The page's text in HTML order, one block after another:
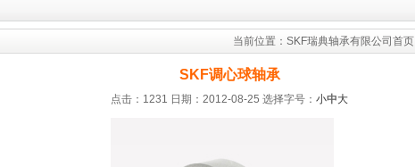
SKF轴承，SKF工具，SKF润滑系统
当前位置： SKF瑞典轴承有限公司首页
SKF调心球轴承
点击：1231 日期：2012-08-25 选择字号： 小中大